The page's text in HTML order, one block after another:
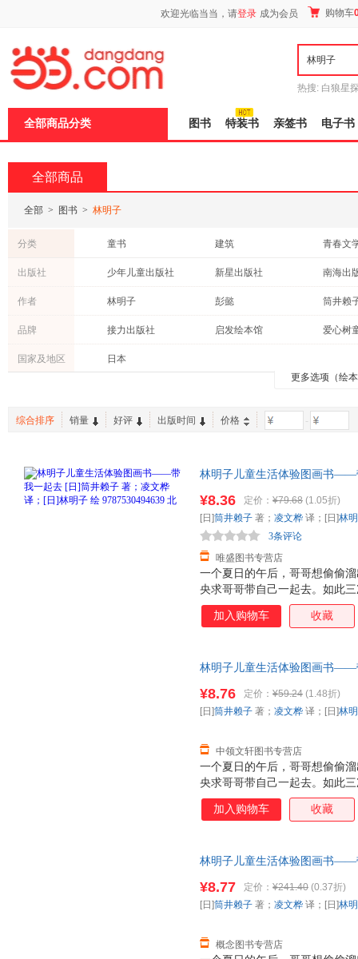
欢迎光临当当，请登录 成为会员 购物车
热搜: 白狼星
全部商品分类 图书 特装书 亲签书 电子书
全部商品
全部 > 图书 > 林明子
分类 童书 建筑
青春文
保健/养生
考试
小说
港台圖書
法律
外语
工具书
出版社 少年儿童出版社 新星出版社
南海出
贵州人民出版社
接力出版社
北京联
作者 林明子 彭懿
筒井赖
小熊
凌文桦
周龙梅
李奕
薮内正幸 艾茗
品牌 接力出版社 启发绘本馆 爱心树
国家及地区
日本
更多选项（绘
综合排序 销量 好评 出版时间 价格 -
林明子儿童生活体验图画书——
换】
一个夏日的午后，哥哥想偷偷
央求哥哥带自己一起去。如此
去。那一刻，妹妹欢呼雀跃着
来不及穿鞋子，拖拉着鞋就跟
¥8.36 定价： ¥79.68 (1.05折)
唯盛图书专营店
3条评论
[日]筒井赖子 著； 凌文桦 译；[日]林
加入购物车 收藏
林明子儿童生活体验图画书——
换】
一个夏日的午后，哥哥想偷偷
央求哥哥带自己一起去。如此
去。那一刻，妹妹欢呼雀跃着
来不及穿鞋子，拖拉着鞋就跟
¥8.76 定价： ¥59.24 (1.48折)
中领文轩图书专营店
[日]筒井赖子 著； 凌文桦 译；[日]林
加入购物车 收藏
林明子儿童生活体验图画书——
¥8.77 定价： ¥241.40 (0.37折)
概念图书专营店
[日]筒井赖子 著； 凌文桦 译；[日]林
页
加